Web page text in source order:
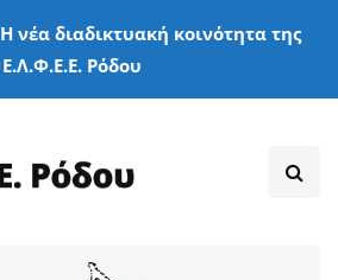
Η νέα διαδικτυακή κοινότητα της
Ε.Λ.Φ.Ε.Ε. Ρόδου